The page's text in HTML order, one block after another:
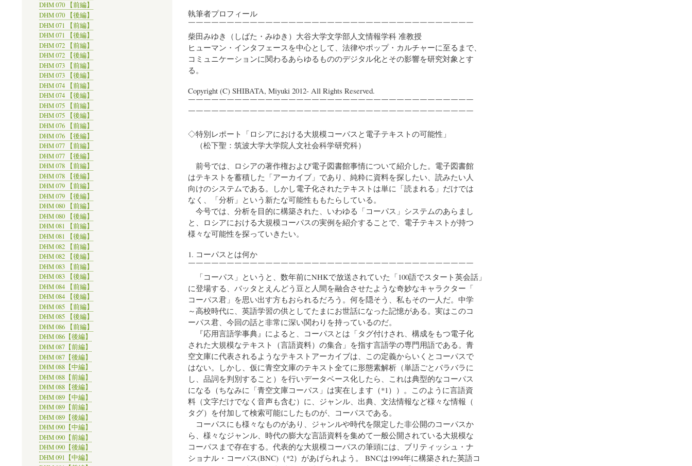
執筆者プロフィール
￣￣￣￣￣￣￣￣￣￣￣￣￣￣￣￣￣￣￣￣￣￣￣￣￣￣￣￣￣￣￣￣￣￣￣￣￣
柴田みゆき（しばた・みゆき）大谷大学文学部人文情報学科 准教授
ヒューマン・インタフェースを中心として、法律やポップ・カルチャーに至るまで、
コミュニケーションに関わるあらゆるもののデジタル化とその影響を研究対象とす
る。
Copyright (C) SHIBATA, Miyuki 2012- All Rights Reserved.
￣￣￣￣￣￣￣￣￣￣￣￣￣￣￣￣￣￣￣￣￣￣￣￣￣￣￣￣￣￣￣￣￣￣￣￣￣
￣￣￣￣￣￣￣￣￣￣￣￣￣￣￣￣￣￣￣￣￣￣￣￣￣￣￣￣￣￣￣￣￣￣￣￣￣
◇特別レポート「ロシアにおける大規模コーパスと電子テキストの可能性」
（松下聖：筑波大学大学院人文社会科学研究科）
前号では、ロシアの著作権および電子図書館事情について紹介した。電子図書館
はテキストを蓄積した「アーカイブ」であり、純粋に資料を探したい、読みたい人
向けのシステムである。しかし電子化されたテキストは単に「読まれる」だけでは
なく、「分析」という新たな可能性ももたらしている。
今号では、分析を目的に構築された、いわゆる「コーパス」システムのあらまし
と、ロシアにおける大規模コーパスの実例を紹介することで、電子テキストが持つ
様々な可能性を探っていきたい。
1. コーパスとは何か
￣￣￣￣￣￣￣￣￣￣￣￣￣￣￣￣￣￣￣￣￣￣￣￣￣￣￣￣￣￣￣￣￣￣￣￣￣
「コーパス」というと、数年前にNHKで放送されていた「100語でスタート英会話」
に登場する、バッタとえんどう豆と人間を融合させたような奇妙なキャラクター「
コーパス君」を思い出す方もおられるだろう。何を隠そう、私もその一人だ。中学
～高校時代に、英語学習の供としてたまにお世話になった記憶がある。実はこのコ
ーパス君、今回の話と非常に深い関わりを持っているのだ。
『応用言語学事典』によると、コーパスとは「タグ付けされ、構成をもつ電子化
された大規模なテキスト（言語資料）の集合」を指す言語学の専門用語である。青
空文庫に代表されるようなテキストアーカイブは、この定義からいくとコーパスで
はない。しかし、仮に青空文庫のテキスト全てに形態素解析（単語ごとバラバラに
し、品詞を判別すること）を行いデータベース化したら、これは典型的なコーパス
になる（ちなみに「青空文庫コーパス」は実在します（*1））。このように言語資
料（文字だけでなく音声も含む）に、ジャンル、出典、文法情報など様々な情報（
タグ）を付加して検索可能にしたものが、コーパスである。
コーパスにも様々なものがあり、ジャンルや時代を限定した非公開のコーパスか
ら、様々なジャンル、時代の膨大な言語資料を集めて一般公開されている大規模な
コーパスまで存在する。代表的な大規模コーパスの筆頭には、ブリティッシュ・ナ
ショナル・コーパス(BNC)（*2）があげられよう。 BNCは1994年に構築された英語コ
DHM 070 【前編】
DHM 070 【後編】
DHM 071 【前編】
DHM 071 【後編】
DHM 072 【前編】
DHM 072 【後編】
DHM 073 【前編】
DHM 073 【後編】
DHM 074 【前編】
DHM 074 【後編】
DHM 075 【前編】
DHM 075 【後編】
DHM 076 【前編】
DHM 076 【後編】
DHM 077 【前編】
DHM 077 【後編】
DHM 078 【前編】
DHM 078 【後編】
DHM 079 【前編】
DHM 079 【後編】
DHM 080 【前編】
DHM 080 【後編】
DHM 081 【前編】
DHM 081 【後編】
DHM 082 【前編】
DHM 082 【後編】
DHM 083 【前編】
DHM 083 【後編】
DHM 084 【前編】
DHM 084 【後編】
DHM 085 【前編】
DHM 085 【後編】
DHM 086 【前編】
DHM 086【後編】
DHM 087【前編】
DHM 087【後編】
DHM 088【中編】
DHM 088【前編】
DHM 088【後編】
DHM 089【中編】
DHM 089【前編】
DHM 089【後編】
DHM 090【中編】
DHM 090【前編】
DHM 090【後編】
DHM 091【中編】